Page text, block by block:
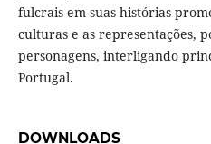
fulcrais em suas histórias
culturas e as representações,
personagens, interligando
Portugal.
DOWNLOADS